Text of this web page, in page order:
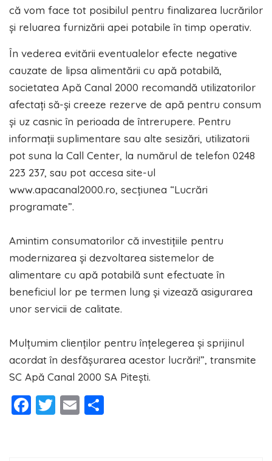
că vom face tot posibilul pentru finalizarea lucrărilor
și reluarea furnizării apei potabile în timp operativ.
În vederea evitării eventualelor efecte negative
cauzate de lipsa alimentării cu apă potabilă,
societatea Apă Canal 2000 recomandă utilizatorilor
afectați să-și creeze rezerve de apă pentru consum
și uz casnic în perioada de întrerupere. Pentru
informații suplimentare sau alte sesizări, utilizatorii
pot suna la Call Center, la numărul de telefon 0248
223 237, sau pot accesa site-ul
www.apacanal2000.ro, secțiunea “Lucrări
programate”.
Amintim consumatorilor că investițiile pentru
modernizarea și dezvoltarea sistemelor de
alimentare cu apă potabilă sunt efectuate în
beneficiul lor pe termen lung și vizează asigurarea
unor servicii de calitate.
Mulțumim clienților pentru înțelegerea și sprijinul
acordat în desfășurarea acestor lucrări!”, transmite
SC Apă Canal 2000 SA Pitești.
Facebook
Twitter
Email